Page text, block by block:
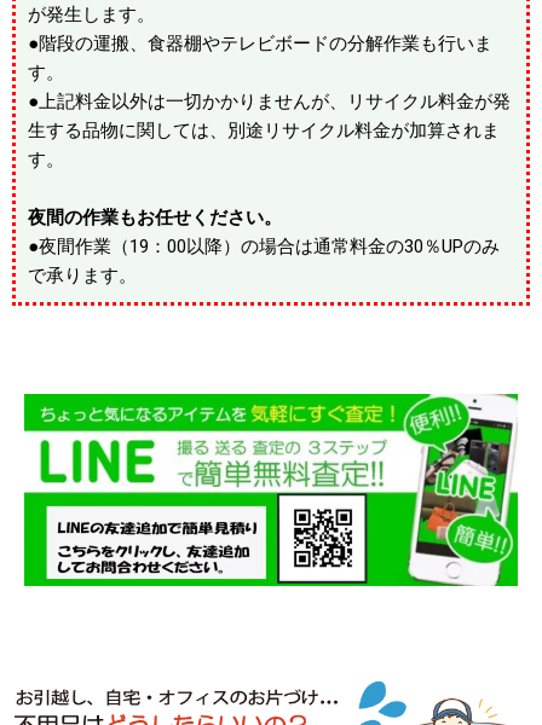
が発生します。
●階段の運搬、食器棚やテレビボードの分解作業も行いま
す。
●上記料金以外は一切かかりませんが、リサイクル料金が発
生する品物に関しては、別途リサイクル料金が加算されま
す。
夜間の作業もお任せください。
●夜間作業（19：00以降）の場合は通常料金の30％UPのみ
で承ります。